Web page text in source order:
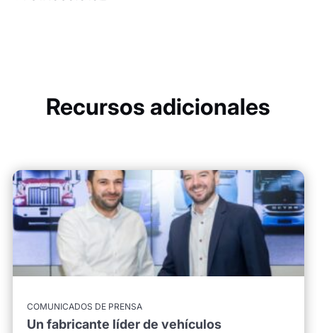
Recursos adicionales
COMUNICADOS DE PRENSA
Un fabricante líder de vehículos